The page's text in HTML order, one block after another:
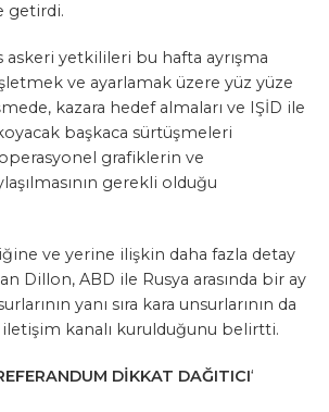
getirdi.
askeri yetkilileri bu hafta ayrışma
ve ayarlamak üzere yüz yüze
kazara hedef almaları ve IŞİD ile
başkaca sürtüşmeleri
grafiklerin ve
gerekli olduğu
ve yerine ilişkin daha fazla detay
Dillon, ABD ile Rusya arasında bir ay
yanı sıra kara unsurlarının da
iletişim kanalı kurulduğunu belirtti.
DİKKAT DAĞITICI‘